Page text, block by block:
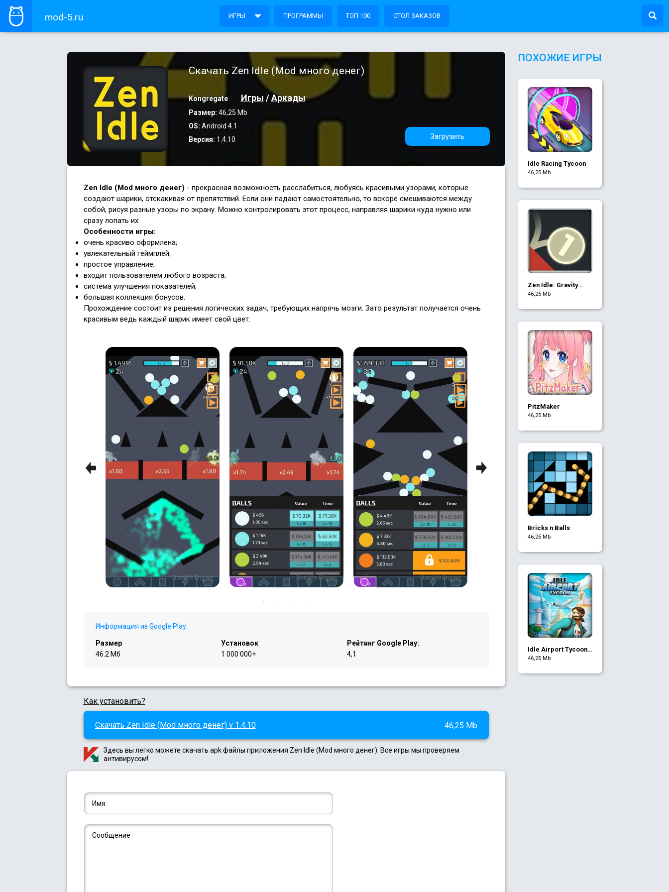
mod-5.ru ИГРЫ ПРОГРАММЫ ТОП 100 СТОЛ ЗАКАЗОВ
Скачать Zen Idle (Mod много денег)
Kongregate Игры /Аркады
Размер: 46,25 Mb
OS: Android 4.1
Версия: 1.4.10 Загрузить
Zen Idle (Mod много денег) - прекрасная возможность расслабиться, любуясь красивыми узорами, которые
создают шарики, отскакивая от препятствий. Если они падают самостоятельно, то вскоре смешиваются между
собой, рисуя разные узоры по экрану. Можно контролировать этот процесс, направляя шарики куда нужно или
сразу лопать их.
Особенности игры:
очень красиво оформлена;
увлекательный геймплей;
простое управление;
входит пользователем любого возраста;
система улучшения показателей;
большая коллекция бонусов.
Прохождение состоит из решения логических задач, требующих напрячь мозги. Зато результат получается очень
красивым ведь каждый шарик имеет свой цвет.
Previous Next
Информация из Google Play:
Размер
46.2 Мб
Установок
1 000 000+
Рейтинг Google Play:
4,1
Как установить?
Скачать Zen Idle (Mod много денег) v 1.4.10 46,25 Mb
Здесь вы легко можете скачать apk файлы приложения Zen Idle (Mod много денег). Все игры мы проверяем
антивирусом!
ПОХОЖИЕ ИГРЫ
Idle Racing Tycoon
46,25 Mb
Zen Idle: Gravity
Meditation
46,25 Mb
PitzMaker
46,25 Mb
Bricks n Balls
46,25 Mb
Idle Airport Tycoon -
Игра Аэропорт
46,25 Mb